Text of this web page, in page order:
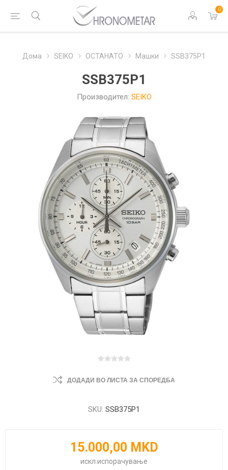
0
Дома SEIKO ОСТАНАТО Машки SSB375P1
SSB375P1
Производител: SEIKO
ДОДАДИ ВО ЛИСТА ЗА СПОРЕДБА
SKU: SSB375P1
15.000,00 MKD
искл. испорачување